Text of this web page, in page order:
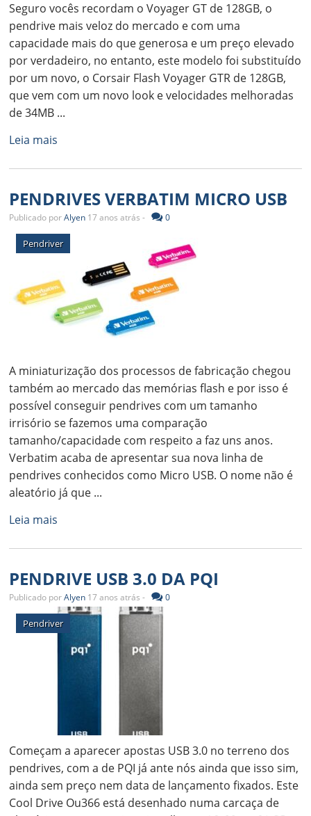
Seguro vocês recordam o Voyager GT de 128GB, o
pendrive mais veloz do mercado e com uma
capacidade mais do que generosa e um preço elevado
por verdadeiro, no entanto, este modelo foi substituído
por um novo, o Corsair Flash Voyager GTR de 128GB,
que vem com um novo look e velocidades melhoradas
de 34MB ...
Leia mais
PENDRIVES VERBATIM MICRO USB
Publicado porAlyen 17 anos atrás - 0
Pendriver
A miniaturização dos processos de fabricação chegou
também ao mercado das memórias flash e por isso é
possível conseguir pendrives com um tamanho
irrisório se fazemos uma comparação
tamanho/capacidade com respeito a faz uns anos.
Verbatim acaba de apresentar sua nova linha de
pendrives conhecidos como Micro USB. O nome não é
aleatório já que ...
Leia mais
PENDRIVE USB 3.0 DA PQI
Publicado porAlyen 17 anos atrás - 0
Pendriver
Começam a aparecer apostas USB 3.0 no terreno dos
pendrives, com a de PQI já ante nós ainda que isso sim,
ainda sem preço nem data de lançamento fixados. Este
Cool Drive Ou366 está desenhado numa carcaça de